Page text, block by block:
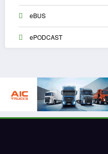
eBUS
ePODCAST